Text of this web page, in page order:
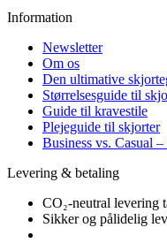
Information
Newsletter
Om os
Den ultimative
Størrelsesguide til
Guide til kravestile
Plejeguide til skjorter
Business vs. Casual
Levering & betaling
CO₂-neutral levering
Sikker og pålidelig